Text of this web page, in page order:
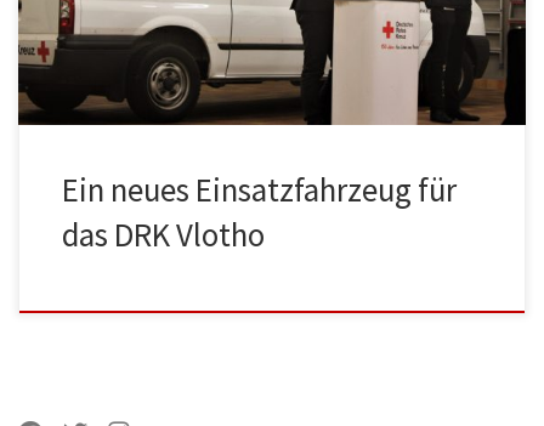
Sponsoren bei uns begrüßen und mit ihnen gemeinsam das
Fahrzeug einweihen. Bei dem neuen […]
Ein neues Einsatzfahrzeug für
das DRK Vlotho